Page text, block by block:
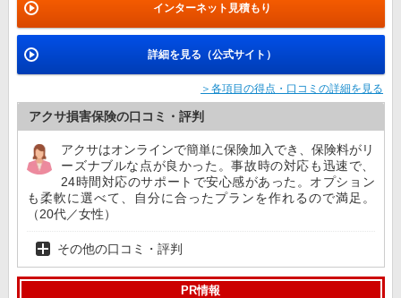
インターネット見積もり
詳細を見る（公式サイト）
＞各項目の得点・口コミの詳細を見る
アクサ損害保険の口コミ・評判
アクサはオンラインで簡単に保険加入でき、保険料がリ
ーズナブルな点が良かった。事故時の対応も迅速で、
24時間対応のサポートで安心感があった。オプション
も柔軟に選べて、自分に合ったプランを作れるので満足。
（20代／女性）
その他の口コミ・評判
PR情報